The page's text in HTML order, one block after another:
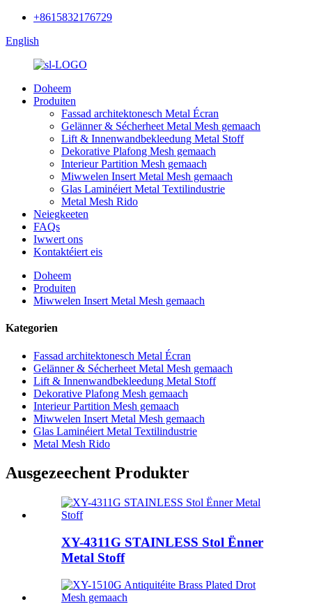
+8615832176729
English
Doheem
Produiten
Fassad architektonesch Metal Écran
Gelänner & Sécherheet Metal Mesh gemaach
Lift & Innenwandbekleedung Metal Stoff
Dekorative Plafong Mesh gemaach
Interieur Partition Mesh gemaach
Miwwelen Insert Metal Mesh gemaach
Glas Laminéiert Metal Textilindustrie
Metal Mesh Rido
Neiegkeeten
FAQs
Iwwert ons
Kontaktéiert eis
Doheem
Produiten
Miwwelen Insert Metal Mesh gemaach
Kategorien
Fassad architektonesch Metal Écran
Gelänner & Sécherheet Metal Mesh gemaach
Lift & Innenwandbekleedung Metal Stoff
Dekorative Plafong Mesh gemaach
Interieur Partition Mesh gemaach
Miwwelen Insert Metal Mesh gemaach
Glas Laminéiert Metal Textilindustrie
Metal Mesh Rido
Ausgezeechent Produkter
XY-4311G STAINLESS Stol Ënner
Metal Stoff